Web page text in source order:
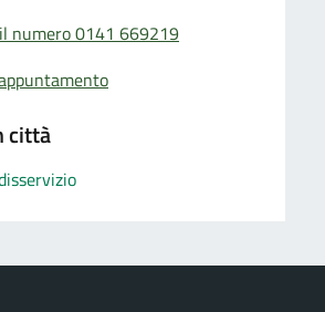
numero 0141 669219
città